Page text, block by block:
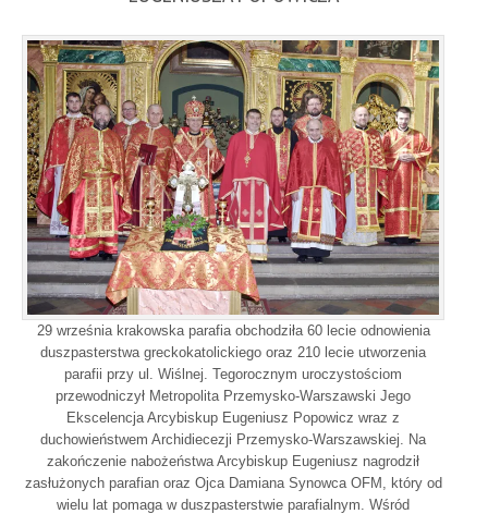
29 września krakowska parafia obchodziła 60 lecie odnowienia
duszpasterstwa greckokatolickiego oraz 210 lecie utworzenia
parafii przy ul. Wiślnej. Tegorocznym uroczystościom
przewodniczył Metropolita Przemysko-Warszawski Jego
Ekscelencja Arcybiskup Eugeniusz Popowicz wraz z
duchowieństwem Archidiecezji Przemysko-Warszawskiej. Na
zakończenie nabożeństwa Arcybiskup Eugeniusz nagrodził
zasłużonych parafian oraz Ojca Damiana Synowca OFM, który od
wielu lat pomaga w duszpasterstwie parafialnym. Wśród